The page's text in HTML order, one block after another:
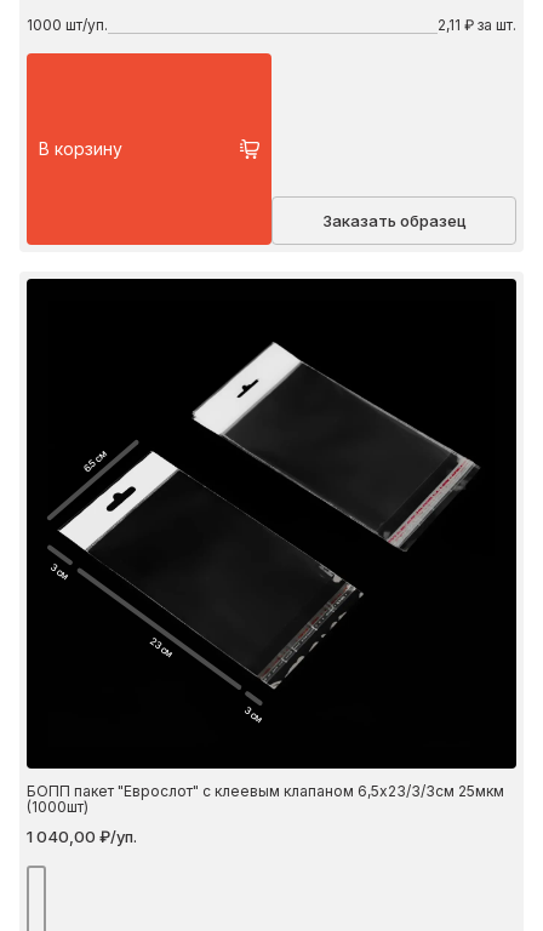
1000 шт/уп. 2,11 ₽ за шт.
В корзину
Заказать образец
6.5 см
23 см
3 см
3 см
БОПП пакет "Еврослот" с клеевым клапаном 6,5х23/3/3см 25мкм
(1000шт)
1 040,00 ₽/уп.